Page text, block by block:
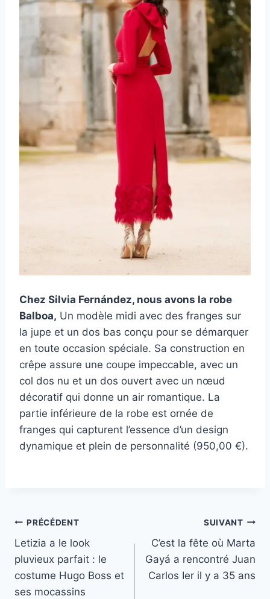
Chez Silvia Fernández, nous avons la robe
Balboa, Un modèle midi avec des franges sur
la jupe et un dos bas conçu pour se démarquer
en toute occasion spéciale. Sa construction en
crêpe assure une coupe impeccable, avec un
col dos nu et un dos ouvert avec un nœud
décoratif qui donne un air romantique. La
partie inférieure de la robe est ornée de
franges qui capturent l’essence d’un design
dynamique et plein de personnalité (950,00 €).
Navigation
de
l’article
PRÉCÉDENT
Letizia a le look
pluvieux parfait : le
costume Hugo Boss et
ses mocassins
SUIVANT
C’est la fête où Marta
Gayá a rencontré Juan
Carlos Ier il y a 35 ans